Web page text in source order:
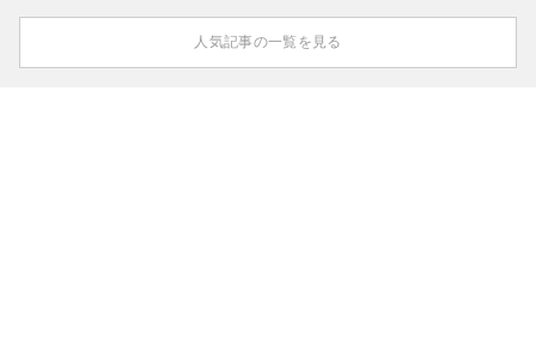
人気記事の一覧を見る